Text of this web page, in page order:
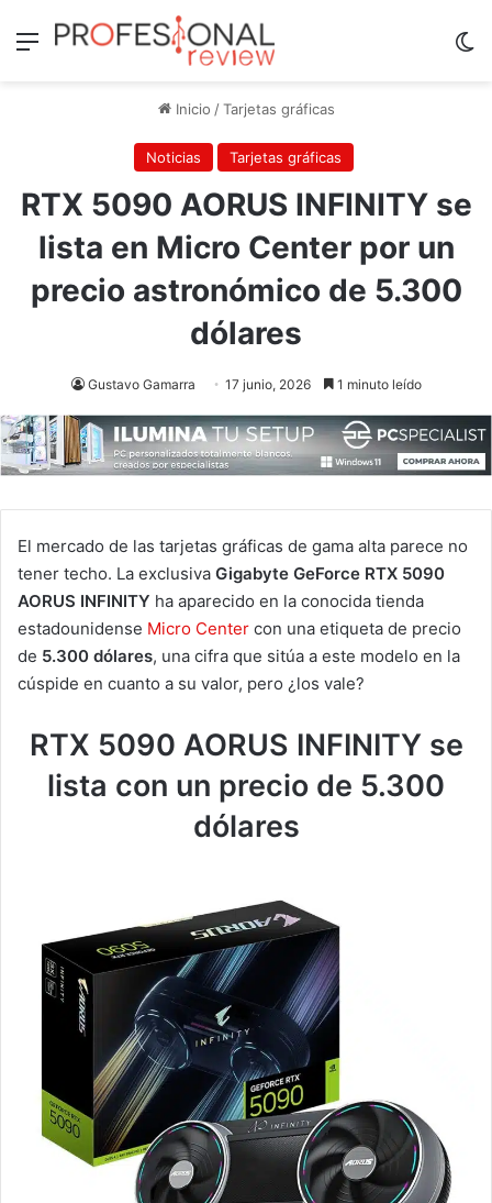
Menú
Inicio / Tarjetas gráficas
Noticias Tarjetas gráficas
RTX 5090 AORUS INFINITY se
lista en Micro Center por un
precio astronómico de 5.300
dólares
Gustavo Gamarra 17 junio, 2026 1 minuto leído
El mercado de las tarjetas gráficas de gama alta parece no
tener techo. La exclusiva Gigabyte GeForce RTX 5090
AORUS INFINITY ha aparecido en la conocida tienda
estadounidense Micro Center con una etiqueta de precio
de 5.300 dólares, una cifra que sitúa a este modelo en la
cúspide en cuanto a su valor, pero ¿los vale?
RTX 5090 AORUS INFINITY se
lista con un precio de 5.300
dólares